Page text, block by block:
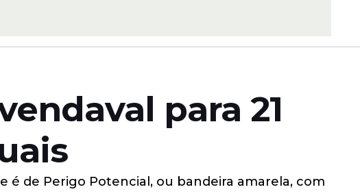
para 21
de Perigo Potencial, ou bandeira amarela, com